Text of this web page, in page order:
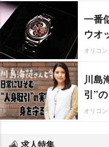
一番
ウオ
オリコ
川島
引”
オリコ
求人特集